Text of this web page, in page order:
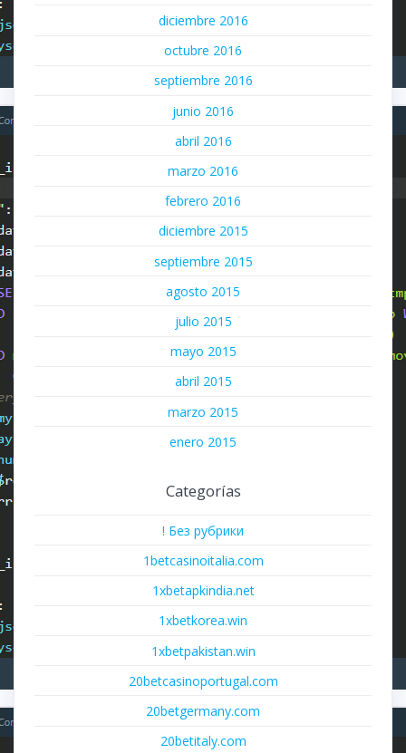
diciembre 2016
octubre 2016
septiembre 2016
junio 2016
abril 2016
marzo 2016
febrero 2016
diciembre 2015
septiembre 2015
agosto 2015
julio 2015
mayo 2015
abril 2015
marzo 2015
enero 2015
Categorías
! Без рубрики
1betcasinoitalia.com
1xbetapkindia.net
1xbetkorea.win
1xbetpakistan.win
20betcasinoportugal.com
20betgermany.com
20betitaly.com